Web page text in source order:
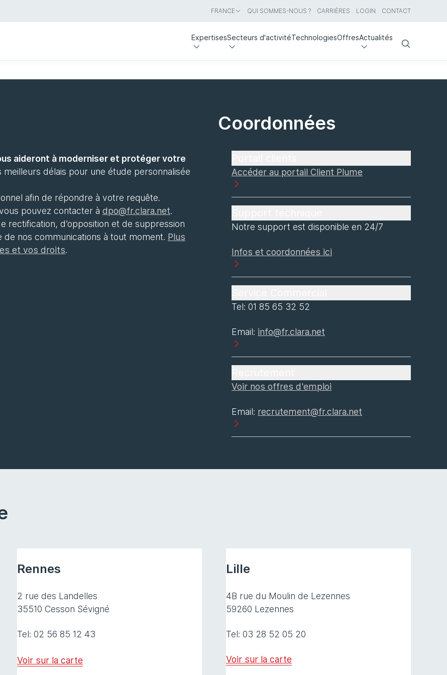
FRANCE QUI SOMMES-NOUS ? CARRIÈRES LOGIN CONTACT
ExpertisesSecteurs d'activitéTechnologiesOffresActualités
Search
aideront à moderniser et protéger votre
délais pour une étude personnalisée
afin de répondre à votre requête.
pouvez contacter à dpo@fr.clara.net.
rectification, d’opposition et de suppression
nos communications à tout moment. Plus
et vos droits.
Coordonnées
Accéder au portail Client Plume
Notre support est disponible en 24/7
Infos et coordonnées ici
Tel: 01 85 65 32 52
Email: info@fr.clara.net
Voir nos offres d'emploi
Email: recrutement@fr.clara.net
Rennes
2 rue des Landelles
35510 Cesson Sévigné
Tel: 02 56 85 12 43
Voir sur la carte
Lille
4B rue du Moulin de Lezennes
59260 Lezennes
Tel: 03 28 52 05 20
Voir sur la carte